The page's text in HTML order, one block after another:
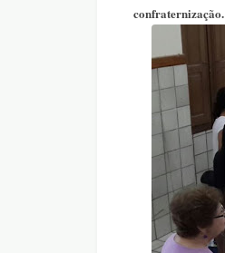
confraternização.